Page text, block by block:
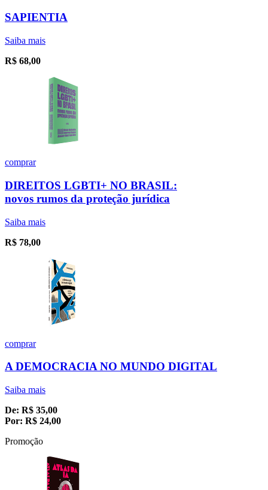
SAPIENTIA
Saiba mais
R$ 68,00
comprar
DIREITOS LGBTI+ NO BRASIL:
novos rumos da proteção jurídica
Saiba mais
R$ 78,00
comprar
A DEMOCRACIA NO MUNDO DIGITAL
Saiba mais
De: R$ 35,00
Por: R$ 24,00
Promoção